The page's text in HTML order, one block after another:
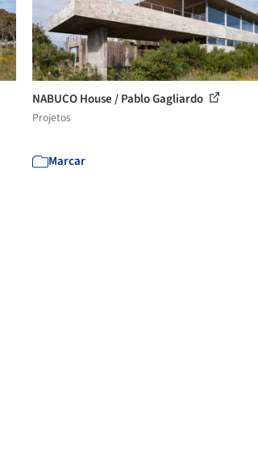
NABUCO House / Pablo Gagliardo
Projetos
Marcar